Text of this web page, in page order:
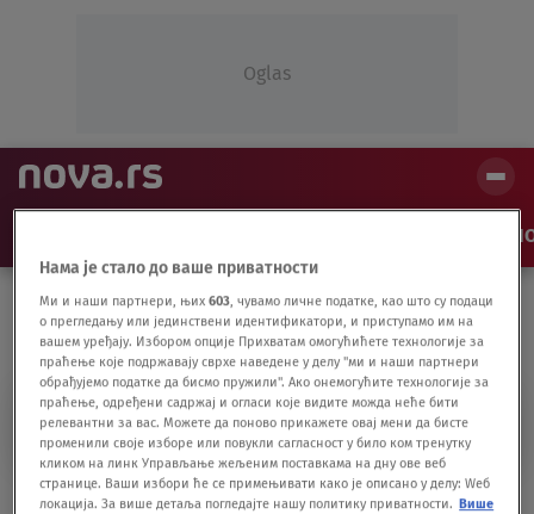
Oglas
CRNA
Prve gume su bile bele, a kada su i zašto
Нама је стало до ваше приватности
Ми и наши партнери, њих603, чувамо личне податке, као што су подаци
о прегледању или јединствени идентификатори, и приступамо им на
вашем уређају. Избором опције Прихватам омогућићете технологије за
праћење које подржавају сврхе наведене у делу "ми и наши партнери
обрађујемо податке да бисмо пружили". Ако онемогућите технологије за
праћење, одређени садржај и огласи које видите можда неће бити
релевантни за вас. Можете да поново прикажете овај мени да бисте
променили своје изборе или повукли сагласност у било ком тренутку
кликом на линк Управљање жељеним поставкама на дну ове веб
странице. Ваши избори ће се примењивати како је описано у делу: Wеб
локација. За више детаља погледајте нашу политику приватности. Више